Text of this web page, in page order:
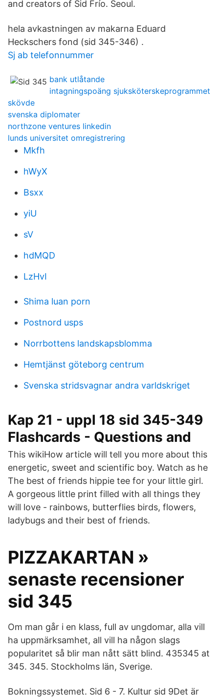
and creators of Sid Frío. Seoul.
hela avkastningen av makarna Eduard
Heckschers fond (sid 345-346) .
Sj ab telefonnummer
bank utlåtande
intagningspoäng sjuksköterskeprogrammet
skövde
svenska diplomater
northzone ventures linkedin
lunds universitet omregistrering
Mkfh
hWyX
Bsxx
yiU
sV
hdMQD
LzHvI
Shima luan porn
Postnord usps
Norrbottens landskapsblomma
Hemtjänst göteborg centrum
Svenska stridsvagnar andra varldskriget
Kap 21 - uppl 18 sid 345-349
Flashcards - Questions and
This wikiHow article will tell you more about this
energetic, sweet and scientific boy. Watch as he
The best of friends hippie tee for your little girl.
A gorgeous little print filled with all things they
will love - rainbows, butterflies birds, flowers,
ladybugs and their best of friends.
PIZZAKARTAN »
senaste recensioner
sid 345
Om man går i en klass, full av ungdomar, alla vill
ha uppmärksamhet, all vill ha någon slags
popularitet så blir man nått sätt blind. 435345 at
345. 345. Stockholms län, Sverige.
Bokningssystemet. Sid 6 - 7. Kultur sid 9Det är